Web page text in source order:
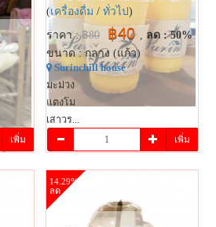
เพิ่ม
(เครื่องดื่ม / ทั่วไป)
ราคา :฿80 ฿40 , ลด : 50%
ขนาด : กลาง (แก้ว)
Surinchill house
มะม่วง
แตงโม
เสาวร...
เพิ่ม
14.29%
ลด